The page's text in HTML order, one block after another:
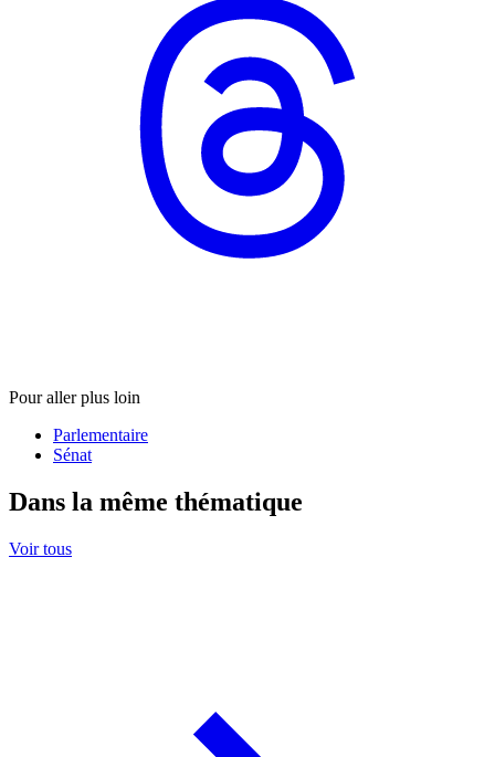
Pour aller plus loin
Parlementaire
Sénat
Dans la même thématique
Voir tous